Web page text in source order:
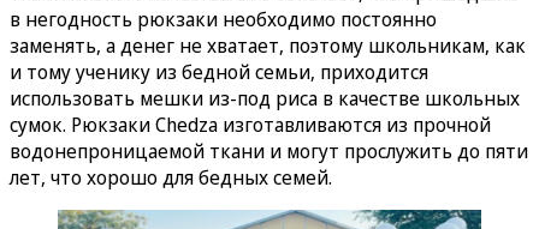
в негодность рюкзаки необходимо постоянно
заменять, а денег не хватает, поэтому школьникам, как
и тому ученику из бедной семьи, приходится
использовать мешки из-под риса в качестве школьных
сумок. Рюкзаки Chedza изготавливаются из прочной
водонепроницаемой ткани и могут прослужить до пяти
лет, что хорошо для бедных семей.